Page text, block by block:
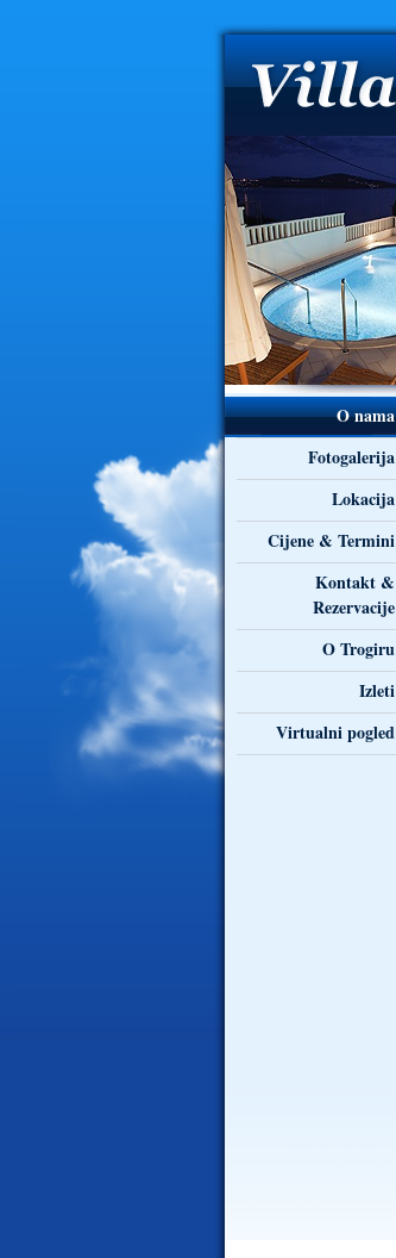
O nama
Fotogalerija
Lokacija
Cijene & Termini
Kontakt &
Rezervacije
O Trogiru
Izleti
Virtualni pogled